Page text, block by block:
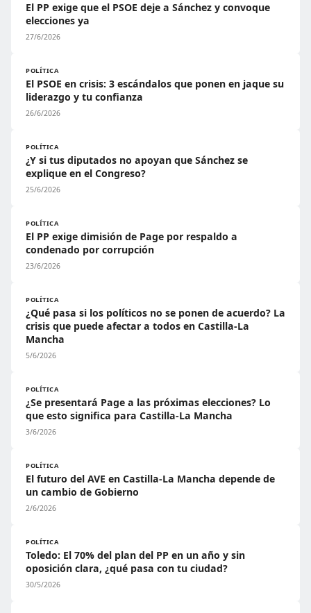
El PP exige que el PSOE deje a Sánchez y convoque
elecciones ya
27/6/2026
POLÍTICA
El PSOE en crisis: 3 escándalos que ponen en jaque su
liderazgo y tu confianza
26/6/2026
POLÍTICA
¿Y si tus diputados no apoyan que Sánchez se
explique en el Congreso?
25/6/2026
POLÍTICA
El PP exige dimisión de Page por respaldo a
condenado por corrupción
23/6/2026
POLÍTICA
¿Qué pasa si los políticos no se ponen de acuerdo? La
crisis que puede afectar a todos en Castilla-La
Mancha
5/6/2026
POLÍTICA
¿Se presentará Page a las próximas elecciones? Lo
que esto significa para Castilla-La Mancha
3/6/2026
POLÍTICA
El futuro del AVE en Castilla-La Mancha depende de
un cambio de Gobierno
2/6/2026
POLÍTICA
Toledo: El 70% del plan del PP en un año y sin
oposición clara, ¿qué pasa con tu ciudad?
30/5/2026